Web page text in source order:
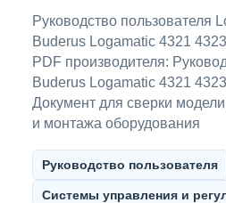
Руководство пользователя
Buderus Logamatic 4321
PDF производителя:
Buderus Logamatic 4321
Документ для сверки
и монтажа оборудования
Руководство пользователя
Системы управления и